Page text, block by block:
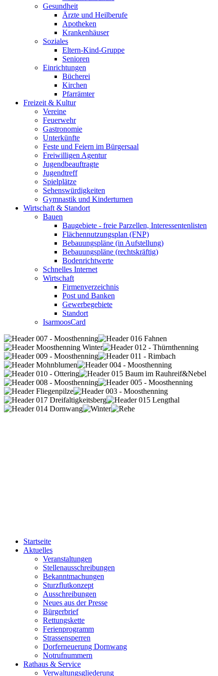
Gesundheit
Ärzte und Heilberufe
Apotheken
Krankenhäuser
Soziales
Eltern-Kind-Gruppe
Senioren
Einrichtungen
Bücherei
Kirchen
Pfarrämter
Freizeit & Kultur
Vereine
Feuerwehr
Gastronomie
Unterkünfte
Feste und Feiern im Bürgersaal
Freiwilligen Agentur
Jugendbeauftragte
Jugendtreff
Spielplätze
Sehenswürdigkeiten
Gymnastik und Kinderturnen
Wirtschaft & Standort
Bauen
Baugebiete - freie Parzellen, Interessentenlisten
Flächennutzungsplan (FNP)
Bebauungspläne (in Aufstellung)
Bebauungspläne (rechtskräftig)
Bodenrichtwerte
Schnelles Internet
Wirtschaft
Firmenverzeichnis
Post und Banken
Gewerbegebiete
Standort
IsarmoosCard
Startseite
Aktuelles
Veranstaltungen
Stellenausschreibungen
Bekanntmachungen
Sturzflutkonzept
Ausschreibungen
Neues aus der Presse
Bürgerbrief
Rettungskette
Ferienprogramm
Strassensperren
Dorferneuerung Dornwang
Notrufnummern
Rathaus & Service
Verwaltungsgliederung